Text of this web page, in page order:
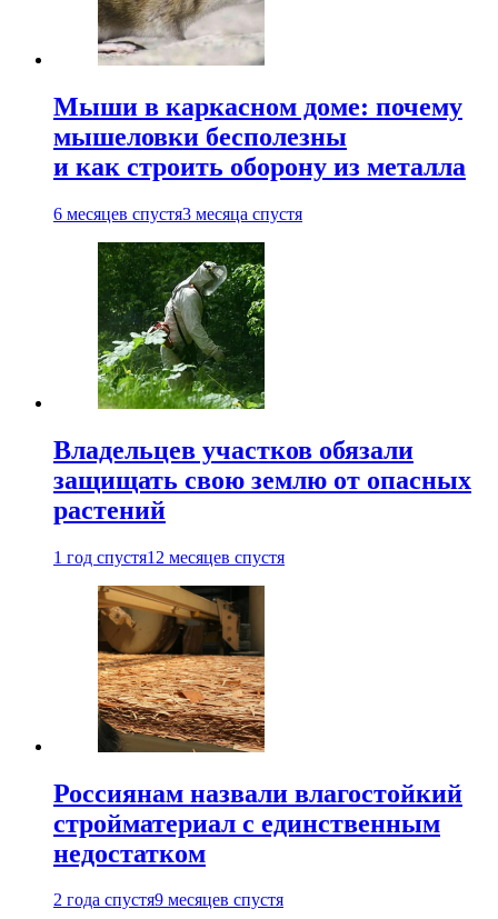
Мыши в каркасном доме: почему
мышеловки бесполезны
и как строить оборону из металла
6 месяцев спустя3 месяца спустя
Владельцев участков обязали
защищать свою землю от опасных
растений
1 год спустя12 месяцев спустя
Россиянам назвали влагостойкий
стройматериал с единственным
недостатком
2 года спустя9 месяцев спустя